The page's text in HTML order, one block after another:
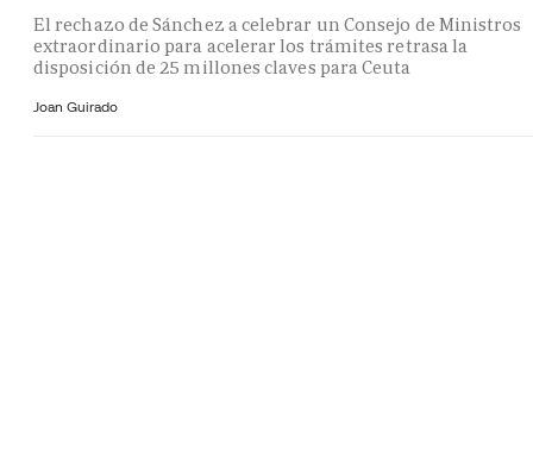
El rechazo de Sánchez a celebrar un Consejo de Ministros
extraordinario para acelerar los trámites retrasa la
disposición de 25 millones claves para Ceuta
Joan Guirado